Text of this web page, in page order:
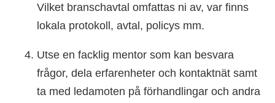
Vilket branschavtal omfattas ni av, var finns
lokala protokoll, avtal, policys mm.
Utse en facklig mentor som kan besvara
frågor, dela erfarenheter och kontaktnät samt
ta med ledamoten på förhandlingar och andra